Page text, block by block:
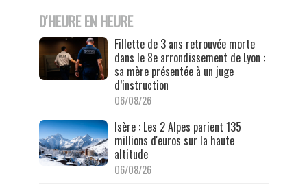
D'HEURE EN HEURE
Fillette de 3 ans retrouvée morte
dans le 8e arrondissement de Lyon :
sa mère présentée à un juge
d’instruction
06/08/26
Isère : Les 2 Alpes parient 135
millions d'euros sur la haute
altitude
06/08/26